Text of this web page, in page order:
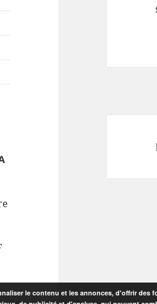
le contenu et les annonces, d'offrir